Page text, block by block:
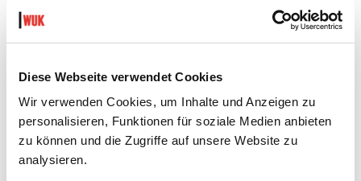
Diese Webseite verwendet Cookies
Wir verwenden Cookies, um Inhalte und Anzeigen zu
personalisieren, Funktionen für soziale Medien anbieten
zu können und die Zugriffe auf unsere Website zu
analysieren.